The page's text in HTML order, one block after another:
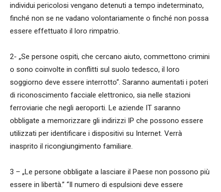
individui pericolosi vengano detenuti a tempo indeterminato,
finché non se ne vadano volontariamente o finché non possa
essere effettuato il loro rimpatrio.
2- „Se persone ospiti, che cercano aiuto, commettono crimini
o sono coinvolte in conflitti sul suolo tedesco, il loro
soggiorno deve essere interrotto“. Saranno aumentati i poteri
di riconoscimento facciale elettronico, sia nelle stazioni
ferroviarie che negli aeroporti. Le aziende IT saranno
obbligate a memorizzare gli indirizzi IP che possono essere
utilizzati per identificare i dispositivi su Internet. Verrà
inasprito il ricongiungimento familiare.
3 – „Le persone obbligate a lasciare il Paese non possono più
essere in libertà.” “Il numero di espulsioni deve essere